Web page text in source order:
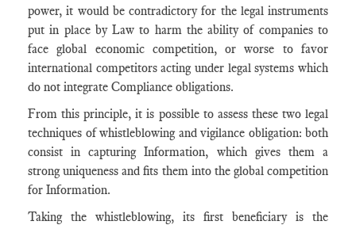
power, it would be contradictory for the legal instruments
put in place by Law to harm the ability of companies to
face global economic competition, or worse to favor
international competitors acting under legal systems which
do not integrate Compliance obligations.
From this principle, it is possible to assess these two legal
techniques of whistleblowing and vigilance obligation: both
consist in capturing Information, which gives them a
strong uniqueness and fits them into the global competition
for Information.
Taking the whistleblowing, its first beneficiary is the